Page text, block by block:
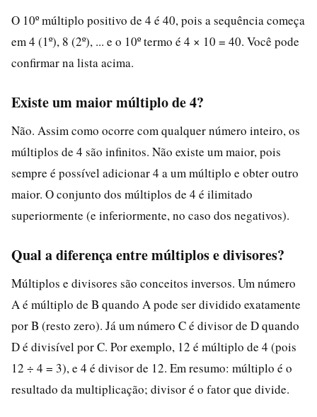
O 10º múltiplo positivo de 4 é 40, pois a sequência começa
em 4 (1º), 8 (2º), ... e o 10º termo é 4 × 10 = 40. Você pode
confirmar na lista acima.
Existe um maior múltiplo de 4?
Não. Assim como ocorre com qualquer número inteiro, os
múltiplos de 4 são infinitos. Não existe um maior, pois
sempre é possível adicionar 4 a um múltiplo e obter outro
maior. O conjunto dos múltiplos de 4 é ilimitado
superiormente (e inferiormente, no caso dos negativos).
Qual a diferença entre múltiplos e divisores?
Múltiplos e divisores são conceitos inversos. Um número
A é múltiplo de B quando A pode ser dividido exatamente
por B (resto zero). Já um número C é divisor de D quando
D é divisível por C. Por exemplo, 12 é múltiplo de 4 (pois
12 ÷ 4 = 3), e 4 é divisor de 12. Em resumo: múltiplo é o
resultado da multiplicação; divisor é o fator que divide.